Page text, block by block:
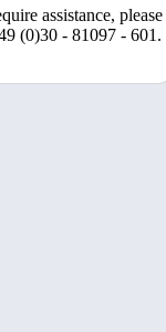
assistance, please
(0)30 - 81097 - 601.